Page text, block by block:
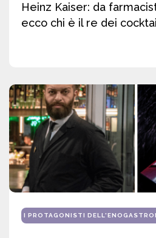
Heinz Kaiser: da
ecco chi è il re dei
I PROTAGONISTI